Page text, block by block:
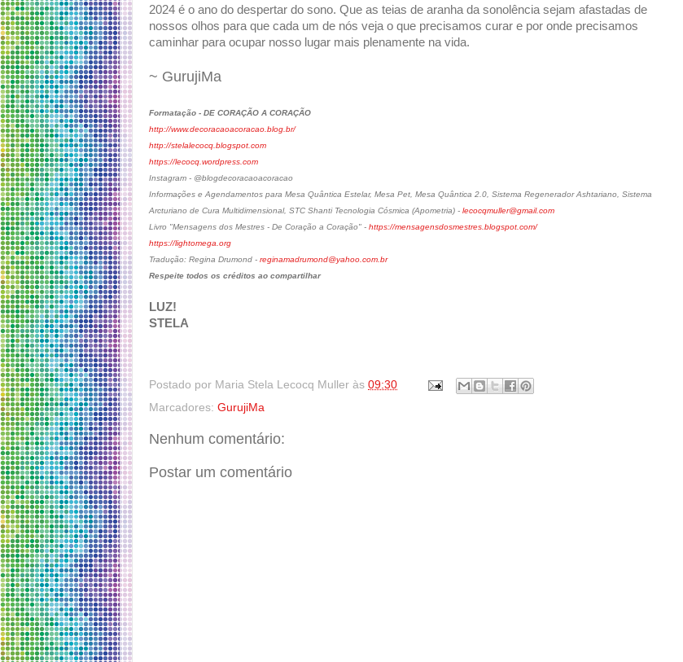
2024 é o ano do despertar do sono. Que as teias de aranha da sonolência sejam afastadas de
nossos olhos para que cada um de nós veja o que precisamos curar e por onde precisamos
caminhar para ocupar nosso lugar mais plenamente na vida.
~ GurujiMa
Formatação - DE CORAÇÃO A CORAÇÃO
http://www.decoracaoacoracao.blog.br/
http://stelalecocq.blogspot.com
https://lecocq.wordpress.com
Instagram - @blogdecoracaoacoracao
Informações e Agendamentos para Mesa Quântica Estelar, Mesa Pet, Mesa Quântica 2.0, Sistema Regenerador Ashtariano, Sistema
Arcturiano de Cura Multidimensional, STC Shanti Tecnologia Cósmica (Apometria) - lecocqmuller@gmail.com
Livro "Mensagens dos Mestres - De Coração a Coração" - https://mensagensdosmestres.blogspot.com/
https://lightomega.org
Tradução: Regina Drumond - reginamadrumond@yahoo.com.br
Respeite todos os créditos ao compartilhar
LUZ!
STELA
Postado por Maria Stela Lecocq Muller às 09:30
Marcadores: GurujiMa
Nenhum comentário:
Postar um comentário